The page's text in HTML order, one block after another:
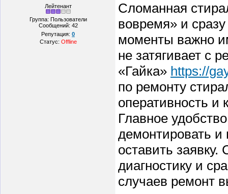
Лейтенант
Группа: Пользователи
Сообщений: 42
Репутация: 0
Статус: Offline
Сломанная
вовремя» и
моменты важно
не затягивает с
«Гайка» https://
по ремонту
оперативность и
Главное
демонтировать и
оставить
диагностику и
случаев ремонт